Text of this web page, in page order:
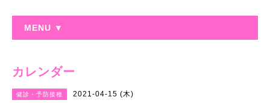
MENU ▼
カレンダー
健診・予防接種 2021-04-15 (木)